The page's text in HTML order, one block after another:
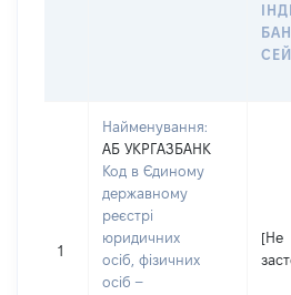
1
Найменування:
АБ УКРГАЗБАНК
Код в Єдиному
державному
реєстрі
юридичних
осіб, фізичних
осіб –
[Не